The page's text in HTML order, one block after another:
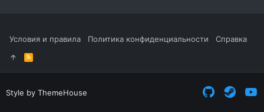
Условия и правила Политика конфиденциальности Справка
R
S
S
Style by ThemeHouse